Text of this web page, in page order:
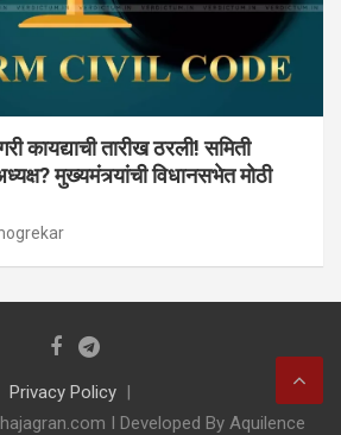
कायद्याची तारीख ठरली! समिती
मुख्यमंत्र्यांची विधानसभेत मोठी
Privacy Policy
I Developed By Aquilence